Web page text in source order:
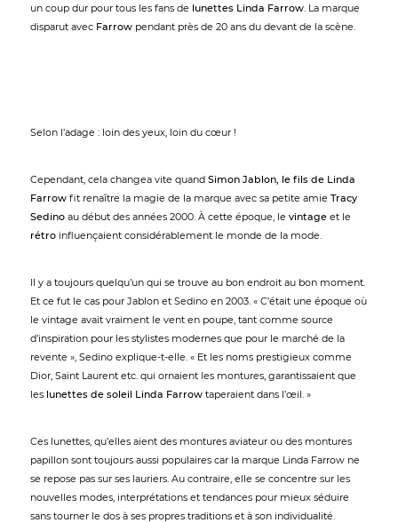
un coup dur pour tous les fans de lunettes Linda Farrow . La marque
disparut avec Farrow pendant près de 20 ans du devant de la scène.
Selon l’adage : loin des yeux, loin du cœur !
Cependant, cela changea vite quand Simon Jablon, le fils de Linda
Farrow fit renaître la magie de la marque avec sa petite amie Tracy
Sedino au début des années 2000. À cette époque, le vintage et le
rétro influençaient considérablement le monde de la mode.
Il y a toujours quelqu’un qui se trouve au bon endroit au bon moment.
Et ce fut le cas pour Jablon et Sedino en 2003. « C’était une époque où
le vintage avait vraiment le vent en poupe, tant comme source
d’inspiration pour les stylistes modernes que pour le marché de la
revente », Sedino explique-t-elle. « Et les noms prestigieux comme
Dior, Saint Laurent etc. qui ornaient les montures, garantissaient que
les lunettes de soleil Linda Farrow taperaient dans l’œil. »
Ces lunettes, qu’elles aient des montures aviateur ou des montures
papillon sont toujours aussi populaires car la marque Linda Farrow ne
se repose pas sur ses lauriers. Au contraire, elle se concentre sur les
nouvelles modes, interprétations et tendances pour mieux séduire
sans tourner le dos à ses propres traditions et à son individualité.